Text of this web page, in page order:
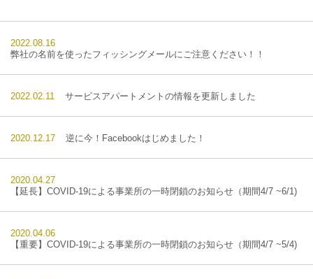
2022.08.16
弊社の名前を使ったフィッシングメールにご注意ください！！
2022.02.11 サービスアパートメントの情報を更新しました
2020.12.17 逆に今！Facebookはじめました！
2020.04.27
【延長】COVID-19による事業所の一時閉鎖のお知らせ（期間4/7 ~6/1)
2020.04.06
【重要】COVID-19による事業所の一時閉鎖のお知らせ（期間4/7 ~5/4)